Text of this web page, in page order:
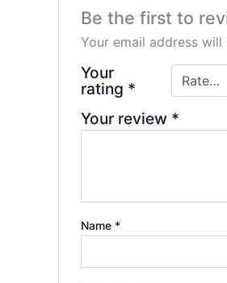
Be the first to
Your email address
Your
rating *
Your review *
Name *